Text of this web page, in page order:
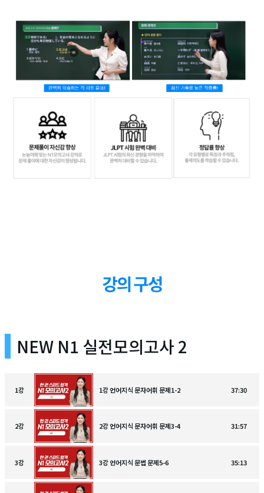
NEW N1 실전모의고사 2
1강 1강 언어지식 문자어휘 문제1-2 37:30
2강 2강 언어지식 문자어휘 문제3-4 31:57
3강 3강 언어지식 문법 문제5-6 35:13